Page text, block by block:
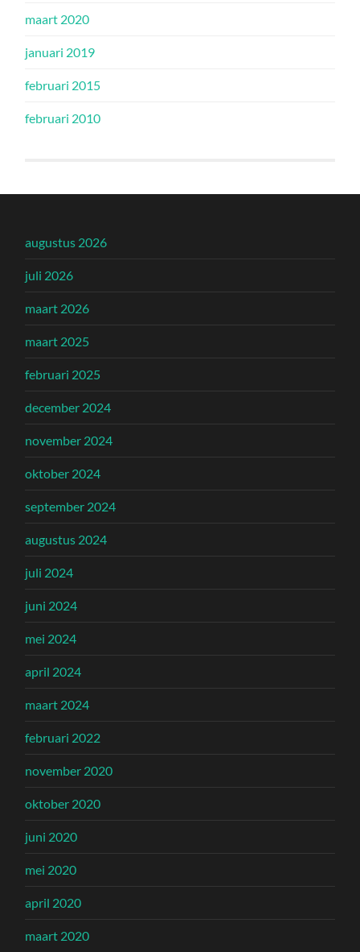
maart 2020
januari 2019
februari 2015
februari 2010
augustus 2026
juli 2026
maart 2026
maart 2025
februari 2025
december 2024
november 2024
oktober 2024
september 2024
augustus 2024
juli 2024
juni 2024
mei 2024
april 2024
maart 2024
februari 2022
november 2020
oktober 2020
juni 2020
mei 2020
april 2020
maart 2020